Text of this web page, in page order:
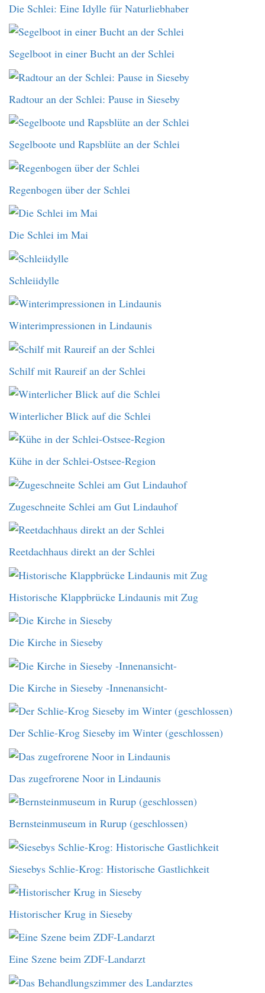
Die Schlei: Eine Idylle für Naturliebhaber
Segelboot in einer Bucht an der Schlei
Radtour an der Schlei: Pause in Sieseby
Segelboote und Rapsblüte an der Schlei
Regenbogen über der Schlei
Die Schlei im Mai
Schleiidylle
Winterimpressionen in Lindaunis
Schilf mit Raureif an der Schlei
Winterlicher Blick auf die Schlei
Kühe in der Schlei-Ostsee-Region
Zugeschneite Schlei am Gut Lindauhof
Reetdachhaus direkt an der Schlei
Historische Klappbrücke Lindaunis mit Zug
Die Kirche in Sieseby
Die Kirche in Sieseby -Innenansicht-
Der Schlie-Krog Sieseby im Winter (geschlossen)
Das zugefrorene Noor in Lindaunis
Bernsteinmuseum in Rurup (geschlossen)
Siesebys Schlie-Krog: Historische Gastlichkeit
Historischer Krug in Sieseby
Eine Szene beim ZDF-Landarzt